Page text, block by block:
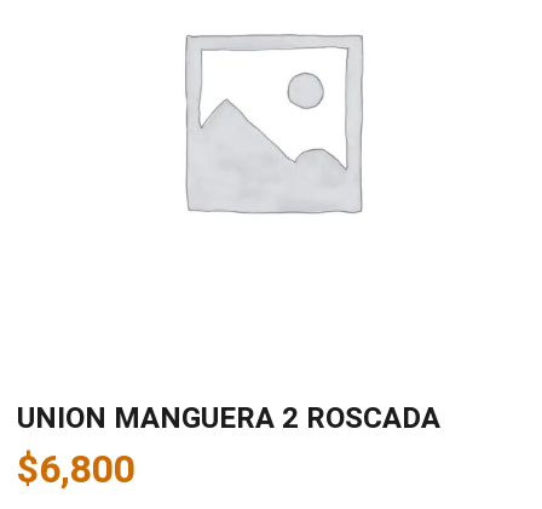
UNION MANGUERA 2 ROSCADA
$6,800